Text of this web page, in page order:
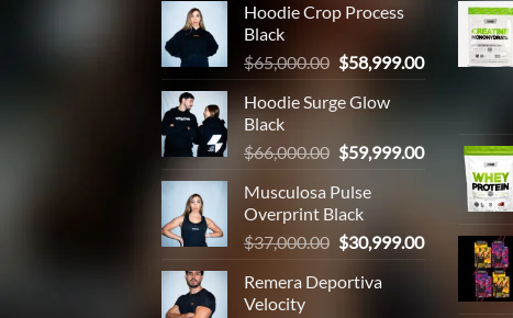
Hoodie Crop Process
Black
$65,000.00 El
original
$65,000.00.
$58,999.00El
$58,999.00.
Hoodie Surge Glow
Black
$66,000.00 El
original
era:
$66,000.00.
$59,999.00El
precio
actual
$59,999.00.
Musculosa Pulse
Overprint Black
$37,000.00 El
precio
original
$30,999.00El
Remera Deportiva
Velocity